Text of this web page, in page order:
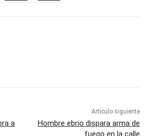
a
Artículo siguiente
Hombre ebrio dispara arma de
fuego en la calle